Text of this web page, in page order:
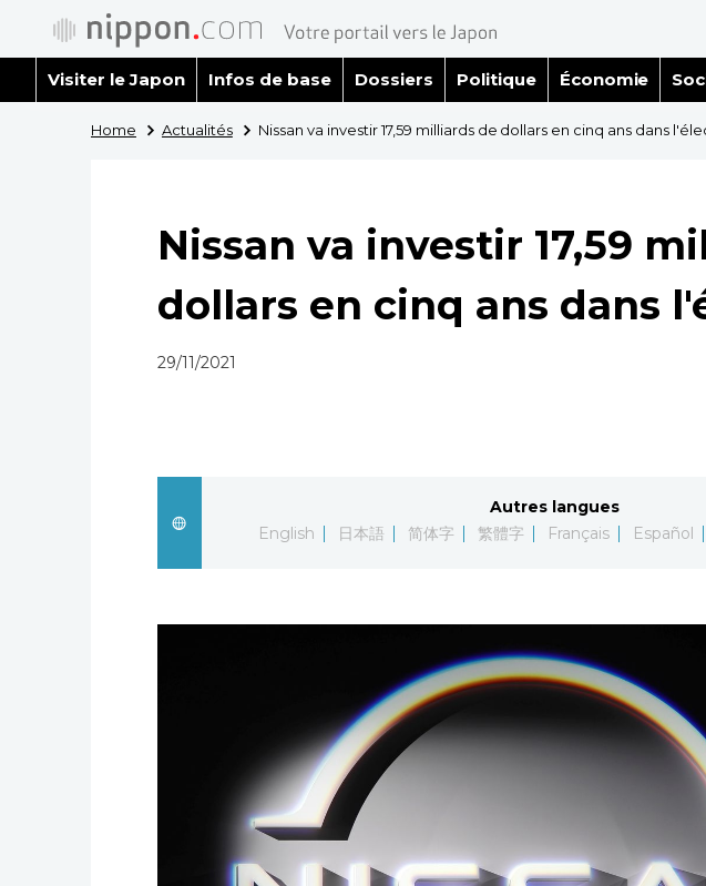
Visiter le Japon Infos de base Dossiers Politique Économie
Home Actualités Nissan va investir 17,59 milliards de dollars en cinq ans dans
Nissan va investir 17,59
dollars en cinq ans dans
29/11/2021
Autres langues
English
日本語 简体字 繁體字 Français Español